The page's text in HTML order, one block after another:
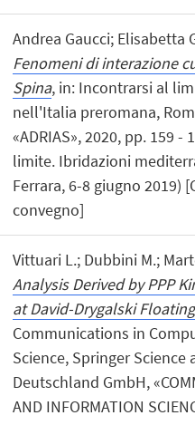
Andrea Gaucci; Elisabetta
Fenomeni di interazione
Spina, in: Incontrarsi al
nell'Italia preromana,
«ADRIAS», 2020, pp. 159
limite. Ibridazioni
Ferrara, 6-8 giugno 2019)
convegno]
Vittuari L.; Dubbini M.;
Analysis Derived by PPP
at David-Drygalski
Communications in
Science, Springer Science
Deutschland GmbH,
AND INFORMATION